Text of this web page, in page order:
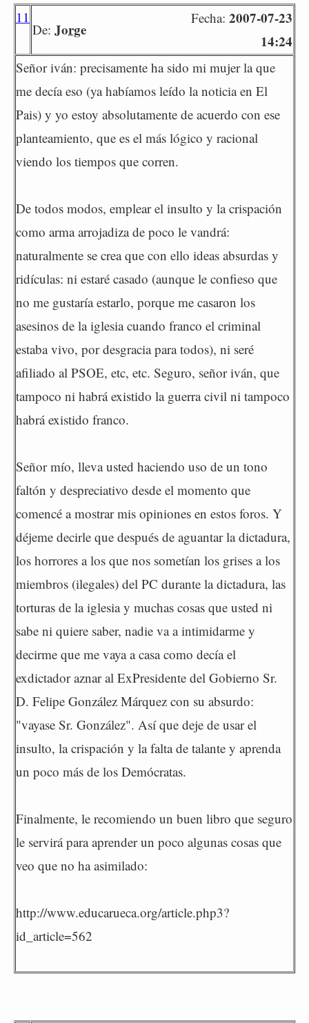
11
De: Jorge
Fecha: 2007-07-23
14:24
Señor iván: precisamente ha sido mi mujer la que
me decía eso (ya habíamos leído la noticia en El
Pais) y yo estoy absolutamente de acuerdo con ese
planteamiento, que es el más lógico y racional
viendo los tiempos que corren.
De todos modos, emplear el insulto y la crispación
como arma arrojadiza de poco le vandrá:
naturalmente se crea que con ello ideas absurdas y
ridículas: ni estaré casado (aunque le confieso que
no me gustaría estarlo, porque me casaron los
asesinos de la iglesia cuando franco el criminal
estaba vivo, por desgracia para todos), ni seré
afiliado al PSOE, etc, etc. Seguro, señor iván, que
tampoco ni habrá existido la guerra civil ni tampoco
habrá existido franco.
Señor mío, lleva usted haciendo uso de un tono
faltón y despreciativo desde el momento que
comencé a mostrar mis opiniones en estos foros. Y
déjeme decirle que después de aguantar la dictadura,
los horrores a los que nos sometían los grises a los
miembros (ilegales) del PC durante la dictadura, las
torturas de la iglesia y muchas cosas que usted ni
sabe ni quiere saber, nadie va a intimidarme y
decirme que me vaya a casa como decía el
exdictador aznar al ExPresidente del Gobierno Sr.
D. Felipe González Márquez con su absurdo:
"vayase Sr. González". Así que deje de usar el
insulto, la crispación y la falta de talante y aprenda
un poco más de los Demócratas.
Finalmente, le recomiendo un buen libro que seguro
le servirá para aprender un poco algunas cosas que
veo que no ha asimilado:
http://www.educarueca.org/article.php3?
id_article=562